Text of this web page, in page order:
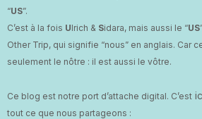
“US”.
C’est à la fois Ulrich & Sidara, mais aussi le “US
Other Trip, qui signifie “nous” en anglais. Car
seulement le nôtre : il est aussi le vôtre.
Ce blog est notre port d’attache digital. C’est
tout ce que nous partageons :